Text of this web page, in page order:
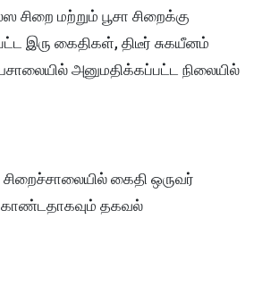
மற்றும் பூசா சிறைக்கு
இரு கைதிகள், திடீர் சுகயீனம்
அனுமதிக்கப்பட்ட நிலையில்
கைதி ஒருவர்
தகவல்